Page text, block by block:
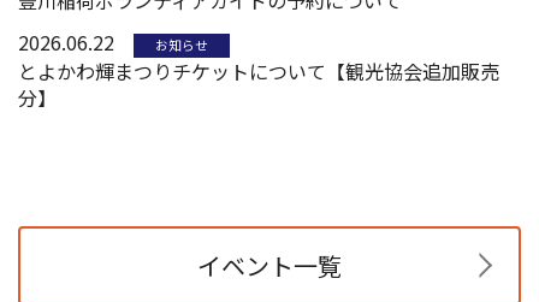
2026.06.22
お知らせ
とよかわ輝まつりチケットについて【観光協会追加販売
分】
イベント一覧